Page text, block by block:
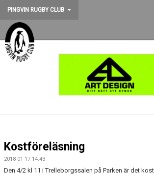
PINGVIN RUGBY CLUB
HEM
BILDGALLERI
Kostföreläsning
2018-01-17 14:43
Den 4/2 kl 11 i Trelleborgssalen på Parken är det